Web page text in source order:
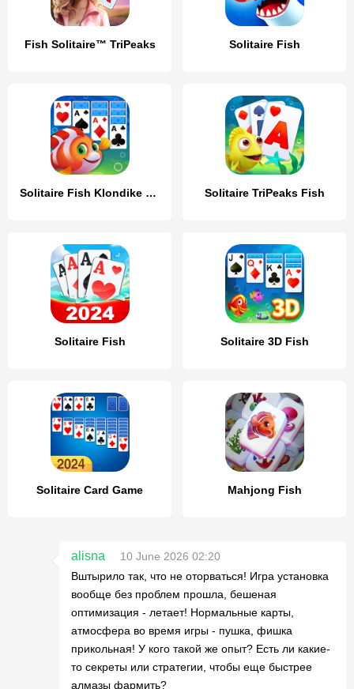
Fish Solitaire™ TriPeaks Solitaire Fish
Solitaire Fish Klondike Card Solitaire TriPeaks Fish
Solitaire Fish Solitaire 3D Fish
Solitaire Card Game Mahjong Fish
alisna
10 June 2026 02:20
Вштырило так, что не оторваться! Игра установка
вообще без проблем прошла, бешеная
оптимизация - летает! Нормальные карты,
атмосфера во время игры - пушка, фишка
прикольная! У кого такой же опыт? Есть ли какие-
то секреты или стратегии, чтобы еще быстрее
алмазы фармить?